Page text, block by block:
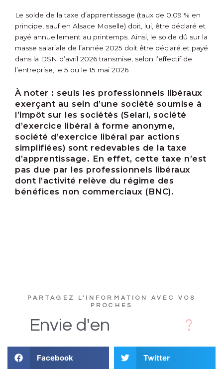
Le solde de la taxe d’apprentissage (taux de 0,09 % en
principe, sauf en Alsace Moselle) doit, lui, être déclaré et
payé annuellement au printemps. Ainsi, le solde dû sur la
masse salariale de l’année 2025 doit être déclaré et payé
dans la DSN d’avril 2026 transmise, selon l’effectif de
l’entreprise, le 5 ou le 15 mai 2026.
À noter : seuls les professionnels libéraux
exerçant au sein d’une société soumise à
l’impôt sur les sociétés (Selarl, société
d’exercice libéral à forme anonyme,
société d’exercice libéral par actions
simplifiées) sont redevables de la taxe
d’apprentissage. En effet, cette taxe n’est
pas due par les professionnels libéraux
dont l’activité relève du régime des
bénéfices non commerciaux (BNC).
PARTAGEZ L'INFORMATION AVEC VOS
PROCHES
Envie d'en
Facebook Twitter